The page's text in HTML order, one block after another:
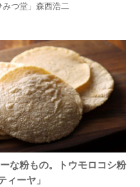
みつ堂」森西浩二
な粉もの。トウモロコシ粉
ィーヤ」